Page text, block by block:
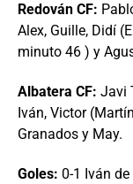
Redován CF:
Alex, Guille, Didí
minuto 46 ) y
Albatera CF: Javi
Iván, Victor
Granados y May.
Goles: 0-1 Iván